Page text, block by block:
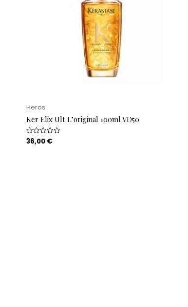
Heros
Ker Elix Ult L’original 100ml VD50
Rated
0
36,00 €